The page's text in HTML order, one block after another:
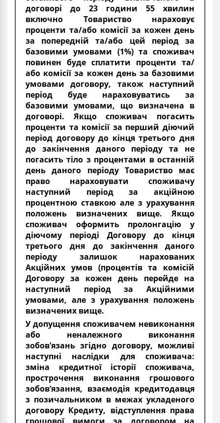
договорі до 23 години 55 хвилин
включно Товариство нараховує
проценти та/або комісії за кожен день
за попередній та/або цей період за
базовими умовами (1%) та споживач
повинен буде сплатити проценти та/
або комісії за кожен день за базовими
умовами договору, також наступний
період буде нараховуватись за
базовими умовами, що визначена в
договорі. Якщо споживач погасить
проценти та комісії за перший діючий
період договору до кінця третього дня
до закінчення даного періоду та не
погасить тіло з процентами в останній
день даного періоду Товариство має
право нараховувати споживачу
наступний період за акційною
процентною ставкою але з урахування
положень визначених вище. Якщо
споживач оформить пролонгацію у
діючому періоді Договору до кінця
третього дня до закінчення даного
періоду залишок нарахованих
Акційних умов (процентів та комісій
Договору за кожен день перейде на
наступний період за Акційними
умовами, але з урахування положень
визначених вище.
У допущення споживачем невиконання
або неналежного виконання
зобов’язань згідно договору, можливі
наступні наслідки для споживача:
зміна кредитної історії споживача,
прострочення виконання грошового
зобов’язання, взаємодія кредитодавця
з позичальником в межах укладеного
договору Кредиту, відступлення права